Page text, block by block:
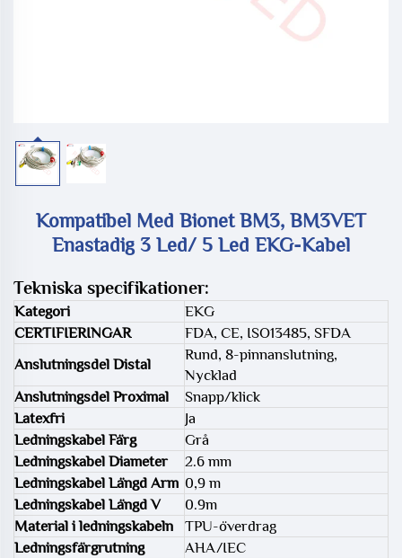
Kompatibel Med Bionet BM3, BM3VET
Enastadig 3 Led/ 5 Led EKG-Kabel
Tekniska specifikationer:
Kategori
EKG
CERTIFIERINGAR
FDA, CE, ISO13485, SFDA
Anslutningsdel Distal
Rund, 8-pinnanslutning,
Nycklad
Anslutningsdel Proximal
Snapp/klick
Latexfri
Ja
Ledningskabel Färg
Grå
Ledningskabel Diameter
2.6 mm
Ledningskabel Längd Arm 0,9 m
Ledningskabel Längd V
0.9m
Material i ledningskabeln
TPU-överdrag
Ledningsfärgrutning
AHA/IEC